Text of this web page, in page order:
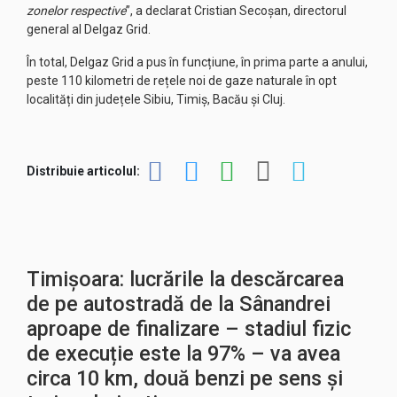
zonelor respective”, a declarat Cristian Secoșan, directorul
general al Delgaz Grid.
În total, Delgaz Grid a pus în funcțiune, în prima parte a anului,
peste 110 kilometri de rețele noi de gaze naturale în opt
localități din județele Sibiu, Timiș, Bacău și Cluj.
Distribuie articolul:
Timișoara: lucrările la descărcarea
de pe autostradă de la Sânandrei
aproape de finalizare – stadiul fizic
de execuție este la 97% – va avea
circa 10 km, două benzi pe sens și